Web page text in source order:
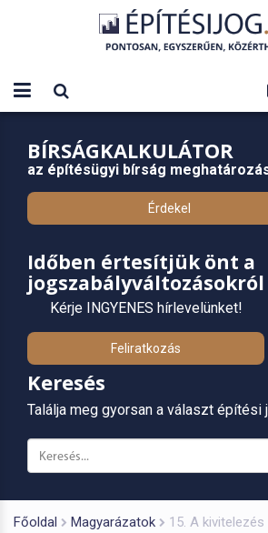
BÍRSÁGKALKULÁTOR
az építésügyi bírság
Érdekel
Időben értesítjük önt a
jogszabályváltozásokról
Kérje INGYENES hírlevelünket!
Feliratkozás
Keresés
Találja meg gyorsan a választ építési
Főoldal Magyarázatok
15. A